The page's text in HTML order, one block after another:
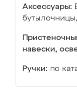
Аксессуары:
навески,
Ручки: по